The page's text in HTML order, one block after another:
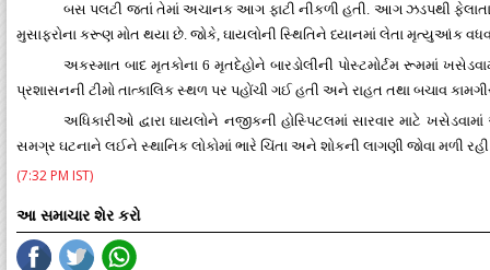
બસ પલટી જતાં તેમાં અચાનક આગ ફાટી નીકળી હતી. આગ ઝડપથી ફેલાતા
મુસાફરોના કરૂણ મોત થયા છે. જોકે, ઘાયલોની સ્થિતિને ધ્યાનમાં લેતા મૃત્યુઆંક
અકસ્માત બાદ મૃતકોના 6 મૃતદેહોને બારડોલીની પોસ્ટમોર્ટમ રૂમમાં
પ્રશાસનની ટીમો તાત્કાલિક સ્થળ પર પહોંચી ગઈ હતી અને રાહત તથા બચાવ
અધિકારીઓ દ્વારા ઘાયલોને નજીકની હોસ્પિટલમાં સારવાર માટે
સમગ્ર ઘટનાને લઈને સ્થાનિક લોકોમાં ભારે ચિંતા અને શોકની લાગણી જોવા મળી
(7:32 PM IST)
આ સમાચાર શેર કરો